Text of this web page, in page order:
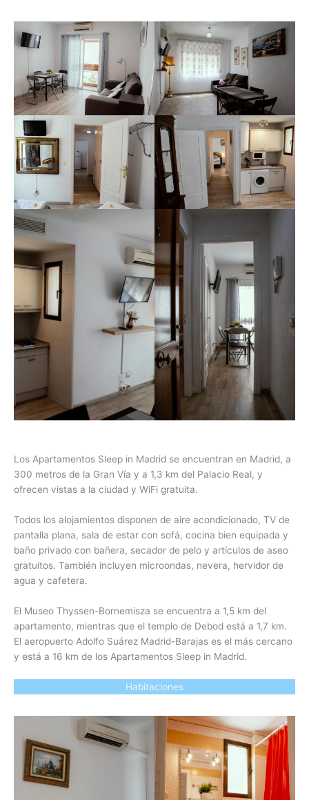
Los Apartamentos Sleep in Madrid se encuentran en Madrid, a
300 metros de la Gran Vía y a 1,3 km del Palacio Real, y
ofrecen vistas a la ciudad y WiFi gratuita.
Todos los alojamientos disponen de aire acondicionado, TV de
pantalla plana, sala de estar con sofá, cocina bien equipada y
baño privado con bañera, secador de pelo y artículos de aseo
gratuitos. También incluyen microondas, nevera, hervidor de
agua y cafetera.
El Museo Thyssen-Bornemisza se encuentra a 1,5 km del
apartamento, mientras que el templo de Debod está a 1,7 km.
El aeropuerto Adolfo Suárez Madrid-Barajas es el más cercano
y está a 16 km de los Apartamentos Sleep in Madrid.
Habitaciones